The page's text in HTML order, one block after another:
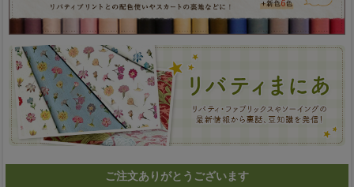
ご注文ありがとうございます